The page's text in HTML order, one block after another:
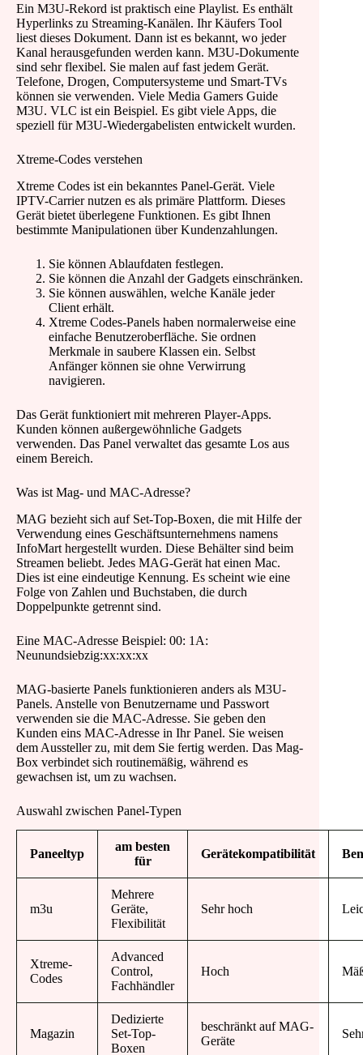
Ein M3U-Rekord ist praktisch eine Playlist. Es enthält
Hyperlinks zu Streaming-Kanälen. Ihr Käufers Tool
liest dieses Dokument. Dann ist es bekannt, wo jeder
Kanal herausgefunden werden kann. M3U-Dokumente
sind sehr flexibel. Sie malen auf fast jedem Gerät.
Telefone, Drogen, Computersysteme und Smart-TVs
können sie verwenden. Viele Media Gamers Guide
M3U. VLC ist ein Beispiel. Es gibt viele Apps, die
speziell für M3U-Wiedergabelisten entwickelt wurden.
Xtreme-Codes verstehen
Xtreme Codes ist ein bekanntes Panel-Gerät. Viele
IPTV-Carrier nutzen es als primäre Plattform. Dieses
Gerät bietet überlegene Funktionen. Es gibt Ihnen
bestimmte Manipulationen über Kundenzahlungen.
Sie können Ablaufdaten festlegen.
Sie können die Anzahl der Gadgets einschränken.
Sie können auswählen, welche Kanäle jeder
Client erhält.
Xtreme Codes-Panels haben normalerweise eine
einfache Benutzeroberfläche. Sie ordnen
Merkmale in saubere Klassen ein. Selbst
Anfänger können sie ohne Verwirrung
navigieren.
Das Gerät funktioniert mit mehreren Player-Apps.
Kunden können außergewöhnliche Gadgets
verwenden. Das Panel verwaltet das gesamte Los aus
einem Bereich.
Was ist Mag- und MAC-Adresse?
MAG bezieht sich auf Set-Top-Boxen, die mit Hilfe der
Verwendung eines Geschäftsunternehmens namens
InfoMart hergestellt wurden. Diese Behälter sind beim
Streamen beliebt. Jedes MAG-Gerät hat einen Mac.
Dies ist eine eindeutige Kennung. Es scheint wie eine
Folge von Zahlen und Buchstaben, die durch
Doppelpunkte getrennt sind.
Eine MAC-Adresse Beispiel: 00: 1A:
Neunundsiebzig:xx:xx:xx
MAG-basierte Panels funktionieren anders als M3U-
Panels. Anstelle von Benutzername und Passwort
verwenden sie die MAC-Adresse. Sie geben den
Kunden eins MAC-Adresse in Ihr Panel. Sie weisen
dem Aussteller zu, mit dem Sie fertig werden. Das Mag-
Box verbindet sich routinemäßig, während es
gewachsen ist, um zu wachsen.
Auswahl zwischen Panel-Typen
Paneeltyp
am besten
für
Gerätekompatibilität
m3u
Mehrere
Geräte,
Flexibilität
Sehr hoch
Xtreme-
Codes
Advanced
Control,
Fachhändler
Hoch
Magazin
Dedizierte
Set-Top-
Boxen
beschränkt auf MAG-
Geräte